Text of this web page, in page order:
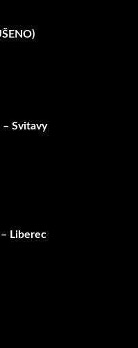
– Svitavy
Liberec